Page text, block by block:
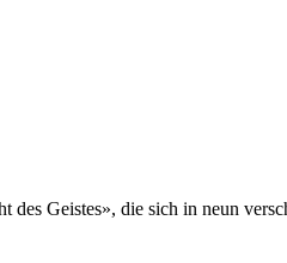
Geistes», die sich in neun